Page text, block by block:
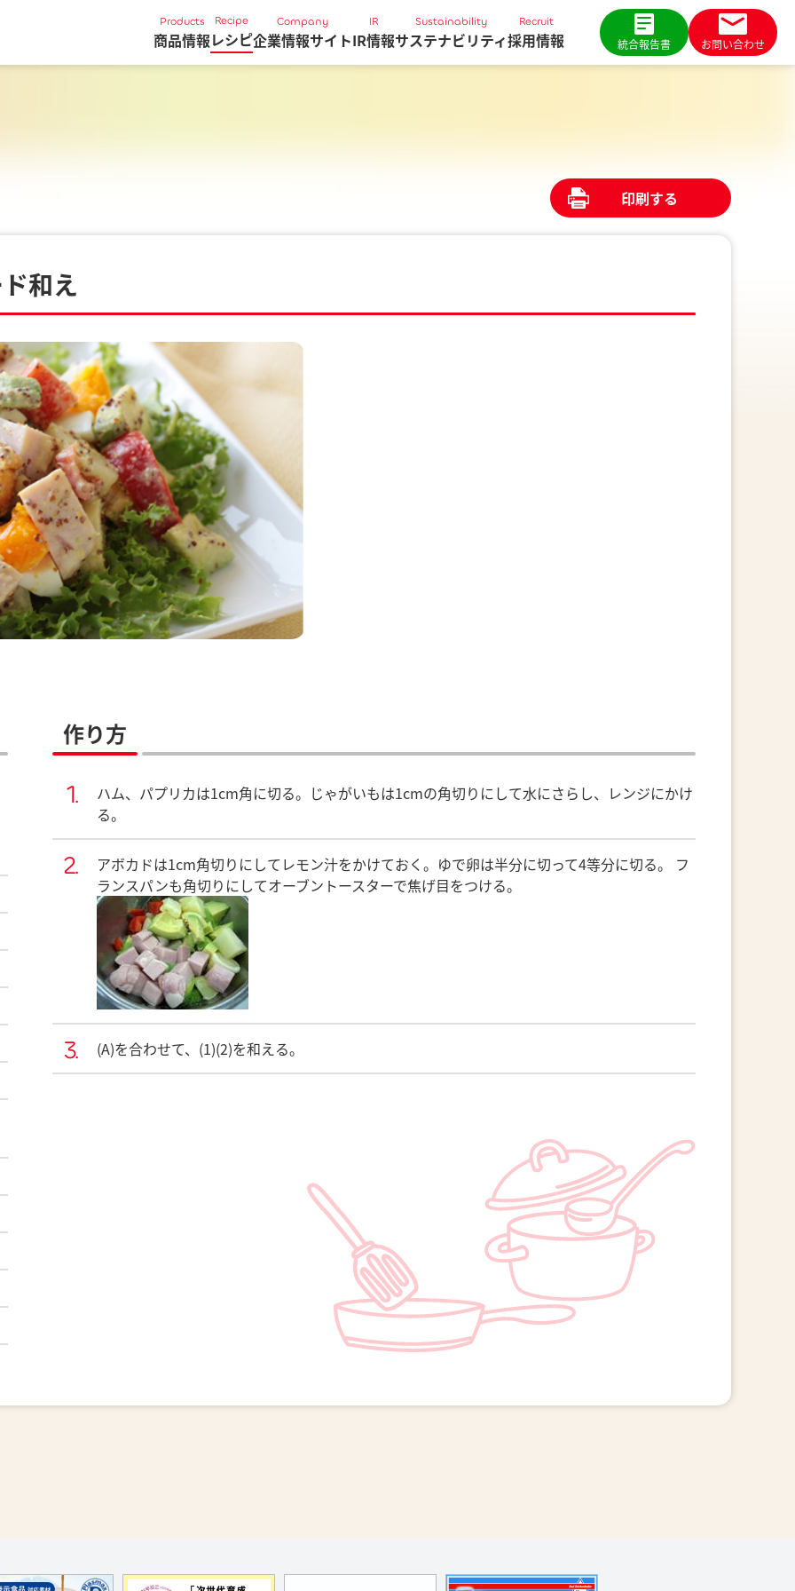
Products
商品情報
Recipe
レシピ
Company
企業情報サイト
IR
IR情報
Sustainability
サステナビリティ
Recruit
採用情報 統合報告書 お問い合わせ
印刷する
和え
作り方
ハム、パプリカは1cm角に切る。じゃがいもは1cmの角切りにして水にさらし、レンジにかけ
る。
アボカドは1cm角切りにしてレモン汁をかけておく。ゆで卵は半分に切って4等分に切る。 フ
ランスパンも角切りにしてオーブントースターで焦げ目をつける。
(A)を合わせて、(1)(2)を和える。